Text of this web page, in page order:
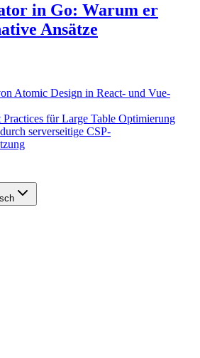
in Go: Warum er
Ansätze
Atomic Design in React- und Vue-
Practices für Large Table Optimierung
serverseitige CSP-